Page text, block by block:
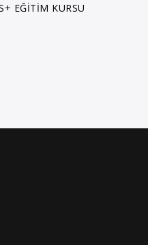
EĞİTİM KURSU